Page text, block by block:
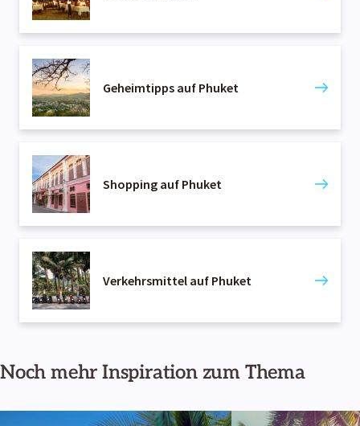
Geheimtipps auf Phuket
Shopping auf Phuket
Verkehrsmittel auf Phuket
Noch mehr Inspiration zum Thema